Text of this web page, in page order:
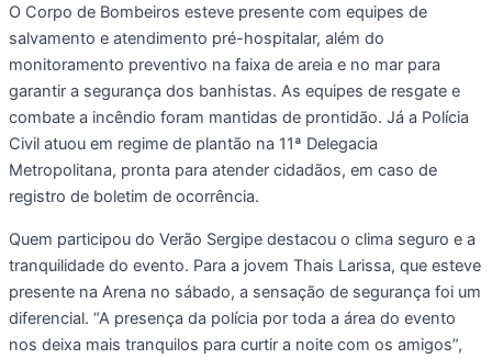
O Corpo de Bombeiros esteve presente com equipes de
salvamento e atendimento pré-hospitalar, além do
monitoramento preventivo na faixa de areia e no mar para
garantir a segurança dos banhistas. As equipes de resgate e
combate a incêndio foram mantidas de prontidão. Já a Polícia
Civil atuou em regime de plantão na 11ª Delegacia
Metropolitana, pronta para atender cidadãos, em caso de
registro de boletim de ocorrência.
Quem participou do Verão Sergipe destacou o clima seguro e a
tranquilidade do evento. Para a jovem Thais Larissa, que esteve
presente na Arena no sábado, a sensação de segurança foi um
diferencial. “A presença da polícia por toda a área do evento
nos deixa mais tranquilos para curtir a noite com os amigos”,